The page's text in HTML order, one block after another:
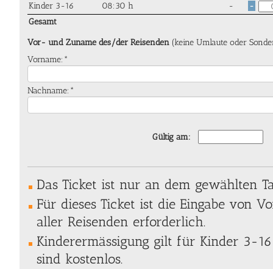
Kinder 3-16 08:30 h - -
Gesamt
Vor- und Zuname des/der Reisenden (keine Umlaute oder
Vorname:*
Nachname:*
Gültig am:
Das Ticket ist nur an dem gewählten
Für dieses Ticket ist die Eingabe von
aller Reisenden erforderlich.
Kinderermässigung gilt für Kinder 3-
sind kostenlos.